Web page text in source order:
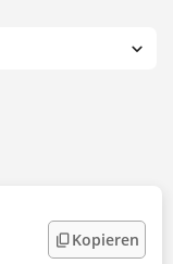
Kopieren